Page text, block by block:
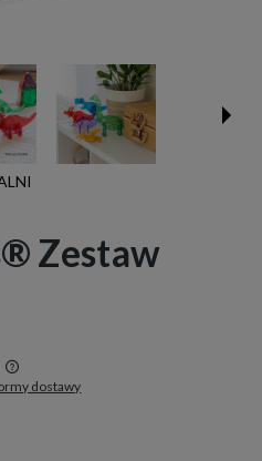
Zestaw
kosztów płatności
dostawy